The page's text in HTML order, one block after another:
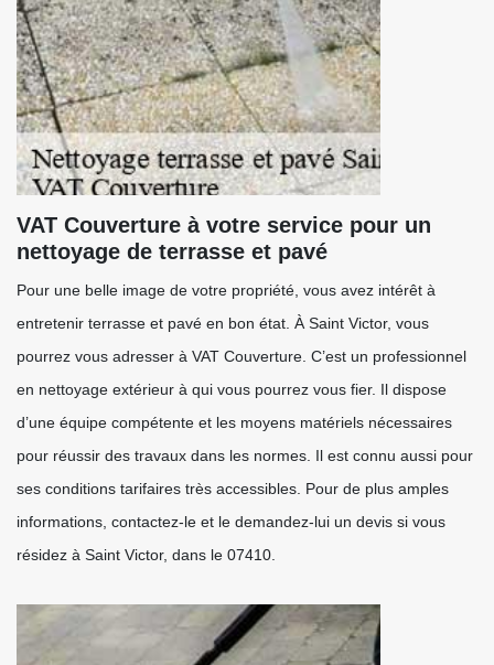
VAT Couverture à votre service pour un
nettoyage de terrasse et pavé
Pour une belle image de votre propriété, vous avez intérêt à
entretenir terrasse et pavé en bon état. À Saint Victor, vous
pourrez vous adresser à VAT Couverture. C’est un professionnel
en nettoyage extérieur à qui vous pourrez vous fier. Il dispose
d’une équipe compétente et les moyens matériels nécessaires
pour réussir des travaux dans les normes. Il est connu aussi pour
ses conditions tarifaires très accessibles. Pour de plus amples
informations, contactez-le et le demandez-lui un devis si vous
résidez à Saint Victor, dans le 07410.